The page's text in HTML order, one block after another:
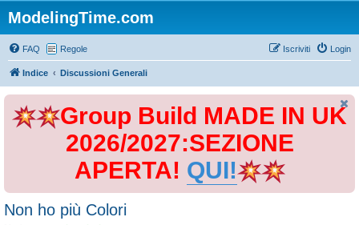
ModelingTime.com
FAQ Regole Login
Iscriviti
Indice Discussioni Generali
Group Build MADE IN UK
2026/2027:SEZIONE
APERTA! QUI!
Non ho più Colori